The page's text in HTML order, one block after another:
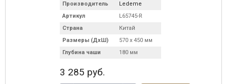
Производитель
Ledeme
Артикул
L65745-R
Страна
Китай
Размеры (ДхШ)
570 х 450 мм
Глубина чаши
180 мм
3 285 руб.